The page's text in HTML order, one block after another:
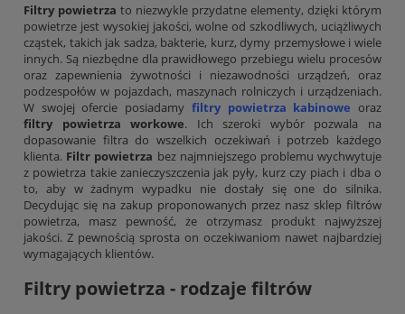
Filtry powietrza to niezwykle przydatne elementy, dzięki którym
powietrze jest wysokiej jakości, wolne od szkodliwych, uciążliwych
cząstek, takich jak sadza, bakterie, kurz, dymy przemysłowe i wiele
innych. Są niezbędne dla prawidłowego przebiegu wielu procesów
oraz zapewnienia żywotności i niezawodności urządzeń, oraz
podzespołów w pojazdach, maszynach rolniczych i urządzeniach.
W swojej ofercie posiadamy filtry powietrza kabinowe oraz
filtry powietrza workowe. Ich szeroki wybór pozwala na
dopasowanie filtra do wszelkich oczekiwań i potrzeb każdego
klienta. Filtr powietrza bez najmniejszego problemu wychwytuje
z powietrza takie zanieczyszczenia jak pyły, kurz czy piach i dba o
to, aby w żadnym wypadku nie dostały się one do silnika.
Decydując się na zakup proponowanych przez nasz sklep filtrów
powietrza, masz pewność, że otrzymasz produkt najwyższej
jakości. Z pewnością sprosta on oczekiwaniom nawet najbardziej
wymagających klientów.
Filtry powietrza - rodzaje filtrów